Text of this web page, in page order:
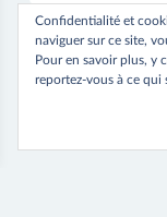
Confidentialité et
naviguer sur ce site,
Pour en savoir plus, y
reportez-vous à ce qui